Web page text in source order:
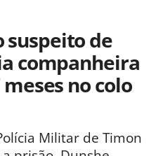
suspeito de
companheira
no colo
Militar de Timon